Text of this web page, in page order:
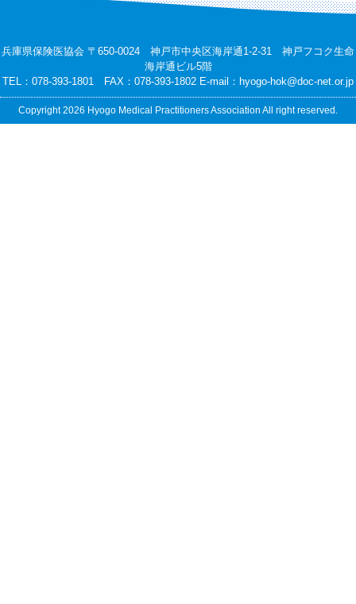
兵庫県保険医協会 〒650-0024 神戸市中央区海岸通1-2-31 神戸フコク生命
海岸通ビル5階
TEL：078-393-1801 FAX：078-393-1802 E-mail： hyogo-hok@doc-net.or.jp
Copyright 2026 Hyogo Medical Practitioners Association All right reserved.